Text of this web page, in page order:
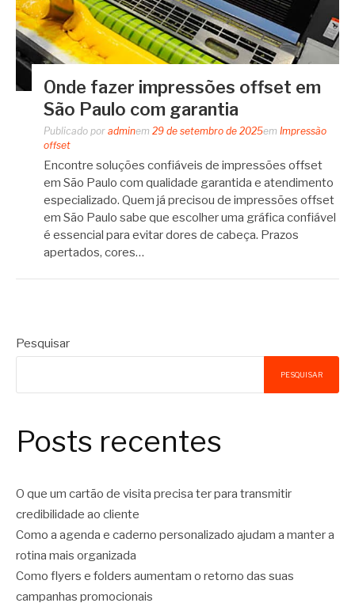
Onde fazer impressões offset em
São Paulo com garantia
Publicado por adminem 29 de setembro de 2025em Impressão
offset
Encontre soluções confiáveis de impressões offset
em São Paulo com qualidade garantida e atendimento
especializado. Quem já precisou de impressões offset
em São Paulo sabe que escolher uma gráfica confiável
é essencial para evitar dores de cabeça. Prazos
apertados, cores…
Pesquisar
PESQUISAR
Posts recentes
O que um cartão de visita precisa ter para transmitir
credibilidade ao cliente
Como a agenda e caderno personalizado ajudam a manter a
rotina mais organizada
Como flyers e folders aumentam o retorno das suas
campanhas promocionais